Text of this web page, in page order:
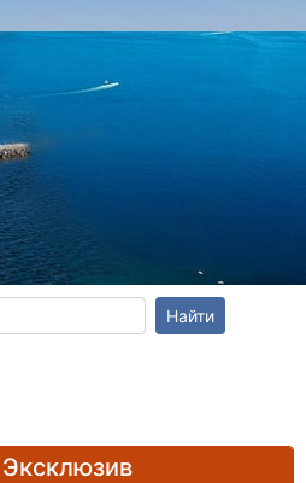
Найти
Эксклюзив